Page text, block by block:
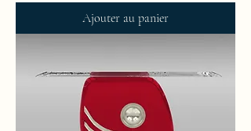
Ajouter au panier